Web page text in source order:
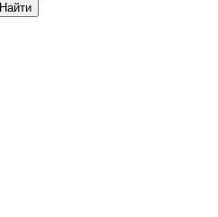
Найти